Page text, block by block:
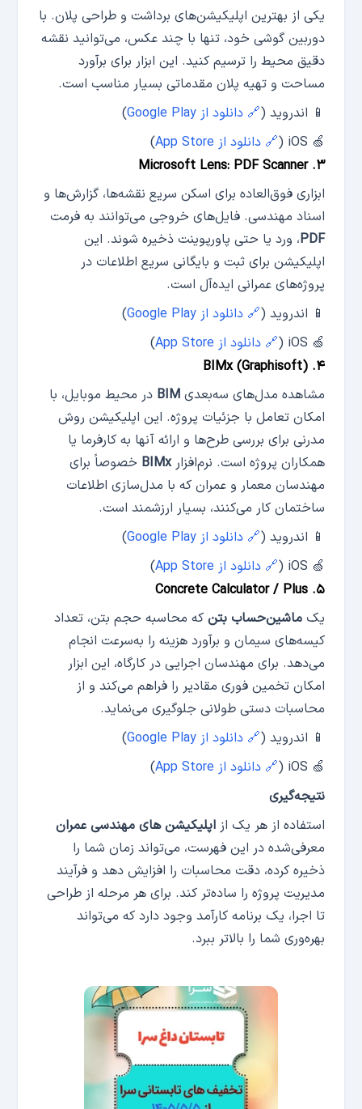
یکی از بهترین اپلیکیشن‌های برداشت و طراحی پلان. با
دوربین گوشی خود، تنها با چند عکس، می‌توانید نقشه
دقیق محیط را ترسیم کنید. این ابزار برای برآورد
مساحت و تهیه پلان مقدماتی بسیار مناسب است.
📱 اندروید (🔗 دانلود از Google Play
)
🍏 iOS (
🔗 دانلود از App Store
)
۳. Microsoft Lens: PDF Scanner
ابزاری فوق‌العاده برای اسکن سریع نقشه‌ها، گزارش‌ها و
اسناد مهندسی. فایل‌های خروجی می‌توانند به فرمت
PDF، ورد یا حتی پاورپوینت ذخیره شوند. این
اپلیکیشن برای ثبت و بایگانی سریع اطلاعات در
پروژه‌های عمرانی ایده‌آل است.
📱 اندروید (🔗 دانلود از Google Play
)
🍏 iOS (
🔗 دانلود از App Store
)
۴. BIMx (Graphisoft)
مشاهده مدل‌های سه‌بعدیBIM در محیط موبایل، با
امکان تعامل با جزئیات پروژه. این اپلیکیشن روش
مدرنی برای بررسی طرح‌ها و ارائه آنها به کارفرما یا
همکاران پروژه است. نرم‌افزارBIMx خصوصاً برای
مهندسان معمار و عمران که با مدل‌سازی اطلاعات
ساختمان کار می‌کنند، بسیار ارزشمند است.
📱 اندروید (🔗 دانلود از Google Play
)
🍏 iOS (
🔗 دانلود از App Store
)
۵. Concrete Calculator / Plus
یکماشین‌حساب بتن که محاسبه حجم بتن، تعداد
کیسه‌های سیمان و برآورد هزینه را به‌سرعت انجام
می‌دهد. برای مهندسان اجرایی در کارگاه، این ابزار
امکان تخمین فوری مقادیر را فراهم می‌کند و از
محاسبات دستی طولانی جلوگیری می‌نماید.
📱 اندروید (🔗 دانلود از Google Play
)
🍏 iOS (
🔗 دانلود از App Store
)
نتیجه‌گیری
استفاده از هر یک ازاپلیکیشن‌ های مهندسی عمران
معرفی‌شده در این فهرست، می‌تواند زمان شما را
ذخیره کرده، دقت محاسبات را افزایش دهد و فرآیند
مدیریت پروژه را ساده‌تر کند. برای هر مرحله از طراحی
تا اجرا، یک برنامه کارآمد وجود دارد که می‌تواند
بهره‌وری شما را بالاتر ببرد.